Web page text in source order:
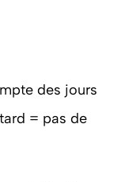
des jours
= pas de